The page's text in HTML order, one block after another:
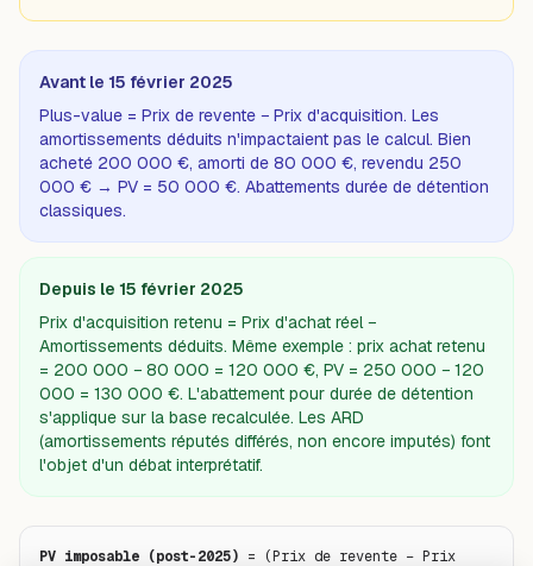
Avant le 15 février 2025
Plus-value = Prix de revente − Prix d'acquisition. Les
amortissements déduits n'impactaient pas le calcul. Bien
acheté 200 000 €, amorti de 80 000 €, revendu 250
000 € → PV = 50 000 €. Abattements durée de détention
classiques.
Depuis le 15 février 2025
Prix d'acquisition retenu = Prix d'achat réel −
Amortissements déduits. Même exemple : prix achat retenu
= 200 000 − 80 000 = 120 000 €, PV = 250 000 − 120
000 = 130 000 €. L'abattement pour durée de détention
s'applique sur la base recalculée. Les ARD
(amortissements réputés différés, non encore imputés) font
l'objet d'un débat interprétatif.
PV imposable (post-2025) = (Prix de revente − Prix